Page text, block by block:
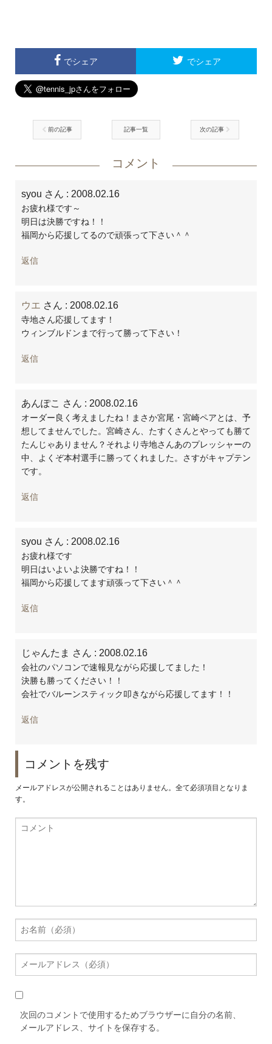
でシェア でシェア
前の記事 記事一覧 次の記事
コメント
syou さん : 2008.02.16
お疲れ様です～
明日は決勝ですね！！
福岡から応援してるので頑張って下さい＾＾
返信
ウエ さん : 2008.02.16
寺地さん応援してます！
ウィンブルドンまで行って勝って下さい！
返信
あんぽこ さん : 2008.02.16
オーダー良く考えましたね！まさか宮尾・宮崎ペアとは、予
想してませんでした。宮崎さん、たすくさんとやっても勝て
たんじゃありません？それより寺地さんあのプレッシャーの
中、よくぞ本村選手に勝ってくれました。さすがキャプテン
です。
返信
syou さん : 2008.02.16
お疲れ様です
明日はいよいよ決勝ですね！！
福岡から応援してます頑張って下さい＾＾
返信
じゃんたま さん : 2008.02.16
会社のパソコンで速報見ながら応援してました！
決勝も勝ってください！！
会社でバルーンスティック叩きながら応援してます！！
返信
コメントを残す
メールアドレスが公開されることはありません。全て必須項目となりま
す。
次回のコメントで使用するためブラウザーに自分の名前、
メールアドレス、サイトを保存する。